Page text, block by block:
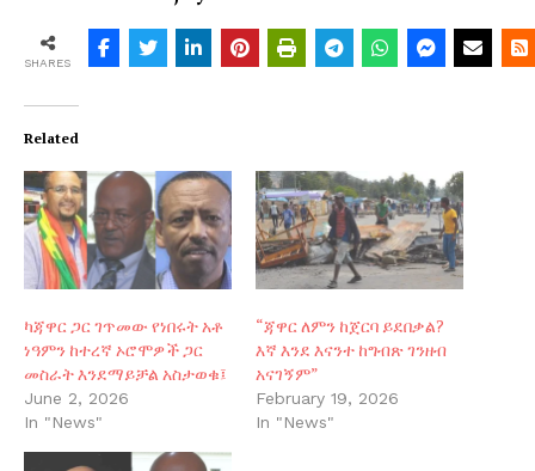
SHARES
Related
ካጃዋር ጋር ገጥመው የነበሩት አቶ
ነዓምን ከተረኛ ኦሮሞዎች ጋር
መስራት እንደማይቻል አስታወቁ፤
June 2, 2026
In "News"
“ጃዋር ለምን ከጀርባ ይደበቃል?
እኛ እንደ እናንተ ከግብጽ ገንዘብ
አናገኝም”
February 19, 2026
In "News"